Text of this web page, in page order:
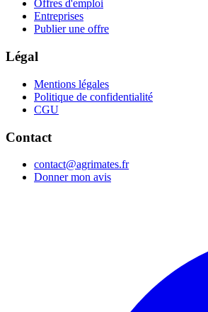
Offres d'emploi
Entreprises
Publier une offre
Légal
Mentions légales
Politique de confidentialité
CGU
Contact
contact@agrimates.fr
Donner mon avis